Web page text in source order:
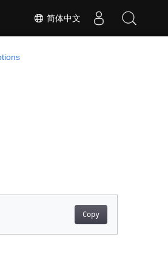
简体中文
Copy